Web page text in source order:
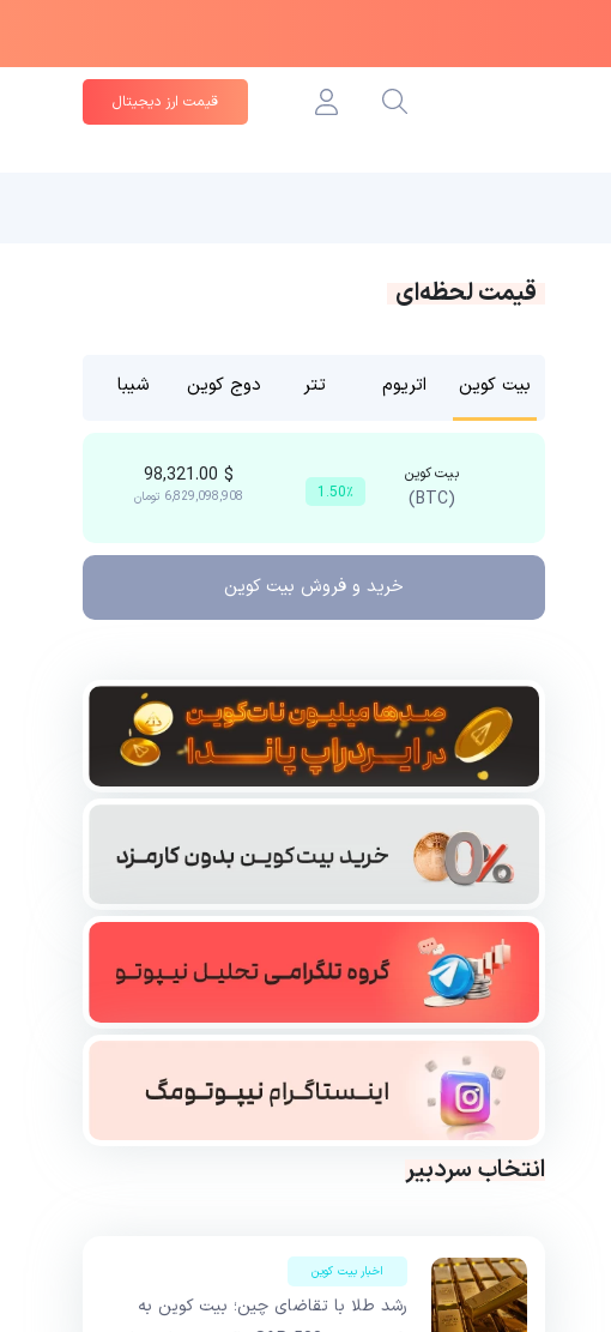
قیمت ارز دیجیتال
قیمت لحظه‌ای
بیت کوین اتریوم تتر دوج کوین شیبا
بیت کوین
(BTC) 1.50٪
$
6,829,098,908 تومان
خرید و فروش بیت کوین
انتخاب سردبیر
اخبار بیت کوین
رشد طلا با تقاضای چین؛ بیت کوین به